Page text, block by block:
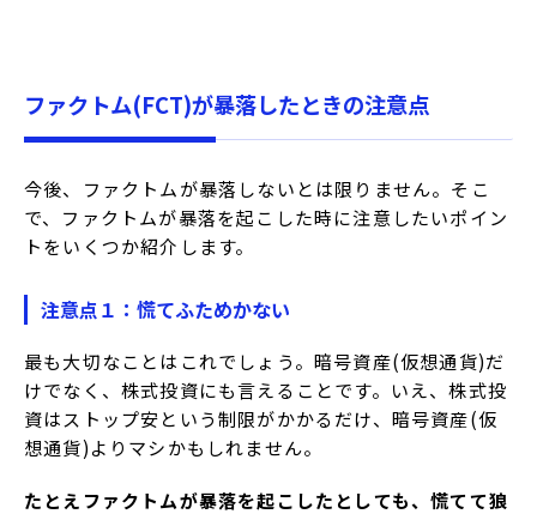
ファクトム(FCT)が暴落したときの注意点
今後、ファクトムが暴落しないとは限りません。そこ
で、ファクトムが暴落を起こした時に注意したいポイン
トをいくつか紹介します。
注意点１：慌てふためかない
最も大切なことはこれでしょう。暗号資産(仮想通貨)だ
けでなく、株式投資にも言えることです。いえ、株式投
資はストップ安という制限がかかるだけ、暗号資産(仮
想通貨)よりマシかもしれません。
たとえファクトムが暴落を起こしたとしても、慌てて狼